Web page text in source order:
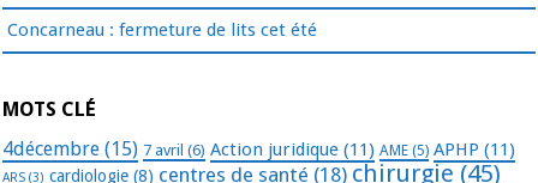
Concarneau : fermeture de lits cet été
MOTS CLÉ
4décembre (15) 7 avril (6) Action juridique (11) AME (5) APHP (11)
ARS (3) cardiologie (8) centres de santé (18) chirurgie (45)